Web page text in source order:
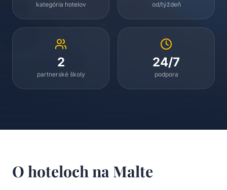
kategória hotelov od/týždeň
2
partnerské školy
24/7
podpora
O hoteloch na Malte